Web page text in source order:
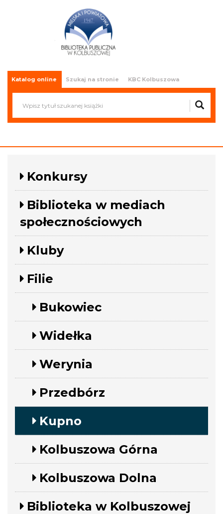
Miejska i Powiatowa Biblioteka
Publiczna w Kolbuszowej
Katalog online Szukaj na stronie KBC Kolbuszowa
Konkursy
Biblioteka w mediach
społecznościowych
Kluby
Filie
Bukowiec
Widełka
Werynia
Przedbórz
Kupno
Kolbuszowa Górna
Kolbuszowa Dolna
Biblioteka w Kolbuszowej